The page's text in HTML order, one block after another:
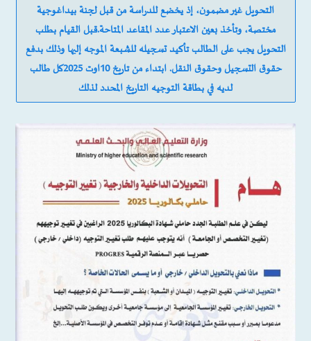
التحويل غير مضمون، إذ يخضع للدراسة من قبل لجنة بيداغوجية
مختصة، وتأخذ بعين الاعتبار عدد المقاعد المتاحة.قبل القيام بطلب
التحويل يجب على الطالب تأكيد تسجيله للشبعة الموجه إليها وذلك بدفع
حقوق التسجيل وحقوق النقل. ابتداء من تاريخ 10اوت 2025كل طالب
لديه في بطاقة التوجيه التاريخ المحدد لذلك